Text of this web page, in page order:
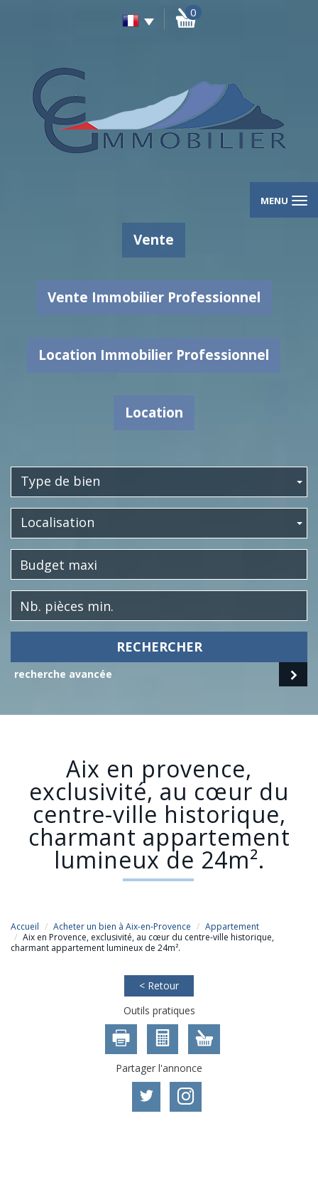
0
MENU
Vente
Vente Immobilier Professionnel
Location Immobilier Professionnel
Location
Type de bien
Localisation
RECHERCHER
recherche avancée
aix en provence,
exclusivité, au cœur du
centre-ville historique,
charmant appartement
lumineux de 24m².
Accueil Acheter un bien à Aix-en-Provence
Appartement
Aix en Provence, exclusivité, au cœur du centre-ville historique,
charmant appartement lumineux de 24m².
< Retour
Outils pratiques
Partager l'annonce